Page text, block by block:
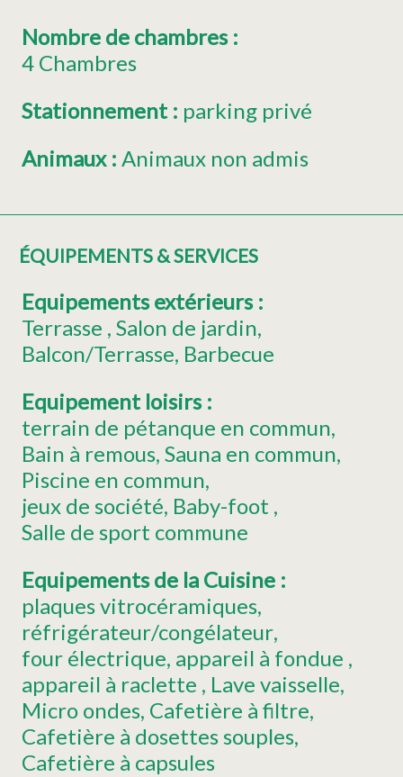
Nombre de chambres :
4 Chambres
Stationnement : parking privé
Animaux : Animaux non admis
ÉQUIPEMENTS & SERVICES
Equipements extérieurs :
Terrasse Salon de jardin
Balcon/Terrasse Barbecue
Equipement loisirs :
terrain de pétanque en commun
Bain à remous Sauna en commun
Piscine en commun
jeux de société Baby-foot
Salle de sport commune
Equipements de la Cuisine :
plaques vitrocéramiques
réfrigérateur/congélateur
four électrique appareil à fondue
appareil à raclette
Lave vaisselle
Micro ondes Cafetière à filtre
Cafetière à dosettes souples
Cafetière à capsules